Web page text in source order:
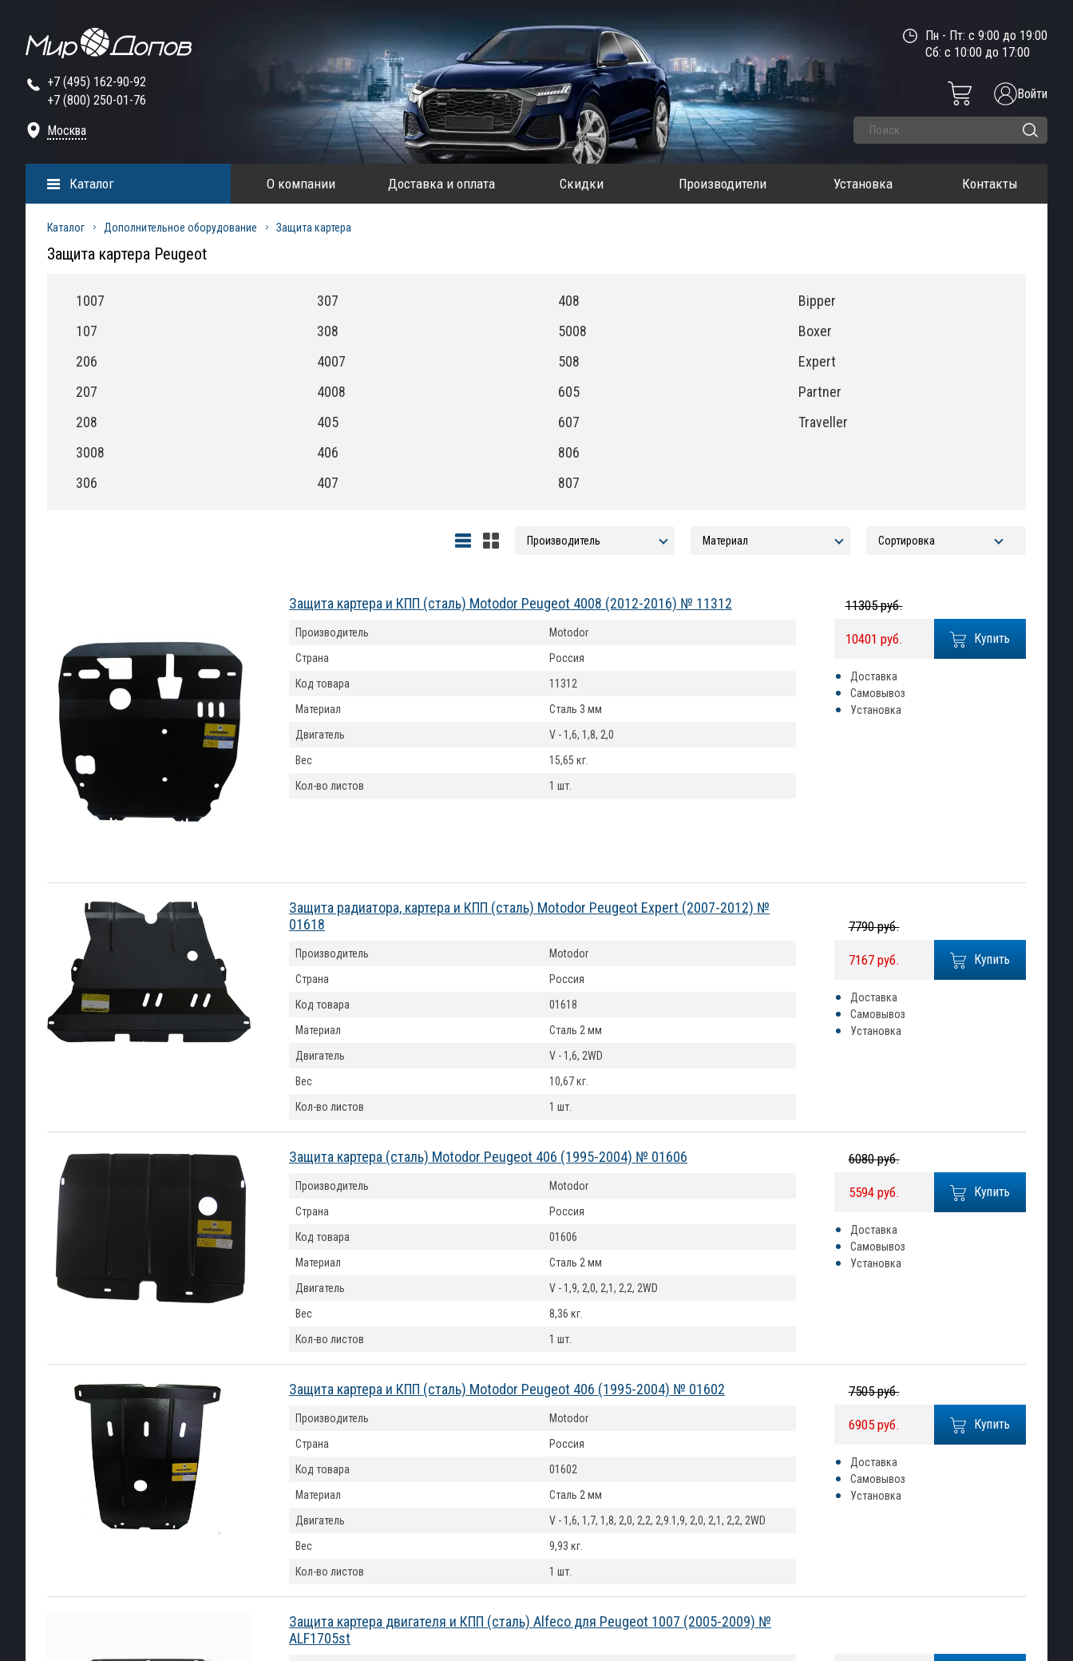
+7 (495) 162-90-92
+7 (800) 250-01-76
Москва
Пн - Пт: с 9:00 до 19:00
Сб: с 10:00 до 17:00
Войти
О компании Доставка и оплата Скидки Производители Установка Контакты
Каталог
Каталог Дополнительное оборудование Защита картера
Защита картера Peugeot
1007
107
206
207
208
3008
306
307
308
4007
4008
405
406
407
408
5008
508
605
607
806
807
Bipper
Boxer
Expert
Partner
Traveller
Защита картера и КПП (сталь) Motodor Peugeot 4008 (2012-2016) № 11312
Купить
11305 руб.
10401 руб.
Доставка
Самовывоз
Установка
Производитель
Motodor
Страна
Россия
Код товара
11312
Материал
Сталь 3 мм
Двигатель
V - 1,6, 1,8, 2,0
Вес
15,65 кг.
Кол-во листов
1 шт.
Защита радиатора, картера и КПП (сталь) Motodor Peugeot Expert (2007-2012) №
01618
Купить
7790 руб.
7167 руб.
Доставка
Самовывоз
Установка
Производитель
Motodor
Страна
Россия
Код товара
01618
Материал
Сталь 2 мм
Двигатель
V - 1,6, 2WD
Вес
10,67 кг.
Кол-во листов
1 шт.
Защита картера (сталь) Motodor Peugeot 406 (1995-2004) № 01606
Купить
6080 руб.
5594 руб.
Доставка
Самовывоз
Установка
Производитель
Motodor
Страна
Россия
Код товара
01606
Материал
Сталь 2 мм
Двигатель
V - 1,9, 2,0, 2,1, 2,2, 2WD
Вес
8,36 кг.
Кол-во листов
1 шт.
Защита картера и КПП (сталь) Motodor Peugeot 406 (1995-2004) № 01602
Купить
7505 руб.
6905 руб.
Доставка
Самовывоз
Установка
Производитель
Motodor
Страна
Россия
Код товара
01602
Материал
Сталь 2 мм
Двигатель
V - 1,6, 1,7, 1,8, 2,0, 2,2, 2,9.1,9, 2,0, 2,1, 2,2, 2WD
Вес
9,93 кг.
Кол-во листов
1 шт.
Защита картера двигателя и КПП (сталь) Alfeco для Peugeot 1007 (2005-2009) №
ALF1705st